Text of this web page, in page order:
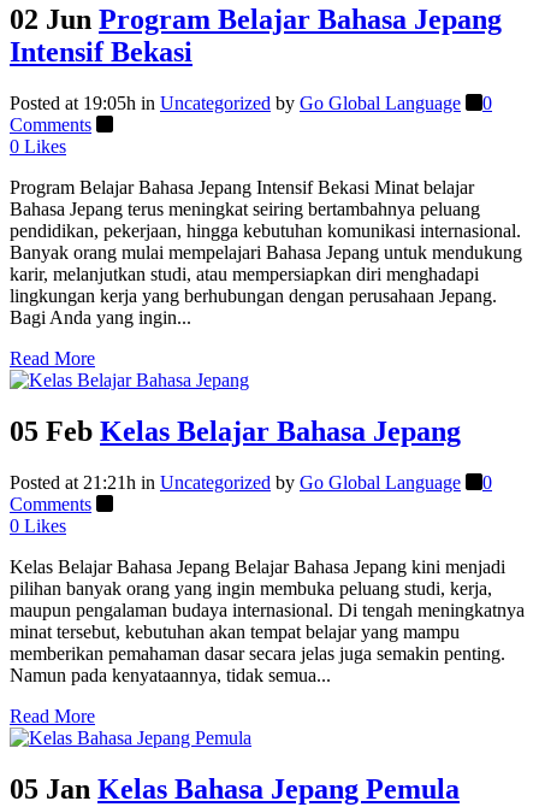
02 Jun Program Belajar Bahasa Jepang
Intensif Bekasi
Posted at 19:05h in Uncategorized by Go Global Language
0
Comments
0 Likes
Program Belajar Bahasa Jepang Intensif Bekasi Minat belajar
Bahasa Jepang terus meningkat seiring bertambahnya peluang
pendidikan, pekerjaan, hingga kebutuhan komunikasi internasional.
Banyak orang mulai mempelajari Bahasa Jepang untuk mendukung
karir, melanjutkan studi, atau mempersiapkan diri menghadapi
lingkungan kerja yang berhubungan dengan perusahaan Jepang.
Bagi Anda yang ingin...
Read More
05 Feb Kelas Belajar Bahasa Jepang
Posted at 21:21h in Uncategorized by Go Global Language
0
Comments
0 Likes
Kelas Belajar Bahasa Jepang Belajar Bahasa Jepang kini menjadi
pilihan banyak orang yang ingin membuka peluang studi, kerja,
maupun pengalaman budaya internasional. Di tengah meningkatnya
minat tersebut, kebutuhan akan tempat belajar yang mampu
memberikan pemahaman dasar secara jelas juga semakin penting.
Namun pada kenyataannya, tidak semua...
Read More
05 Jan Kelas Bahasa Jepang Pemula